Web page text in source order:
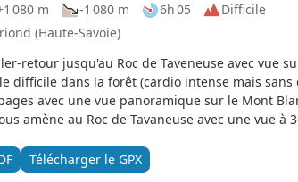
080 m -1 080 m 6h 05
Difficile
(Haute-Savoie)
retour jusqu'au Roc de Taveneuse avec vue
difficile dans la forêt (cardio intense mais
avec une vue panoramique sur le Mont
amène au Roc de Tavaneuse avec une vue à
Télécharger le GPX